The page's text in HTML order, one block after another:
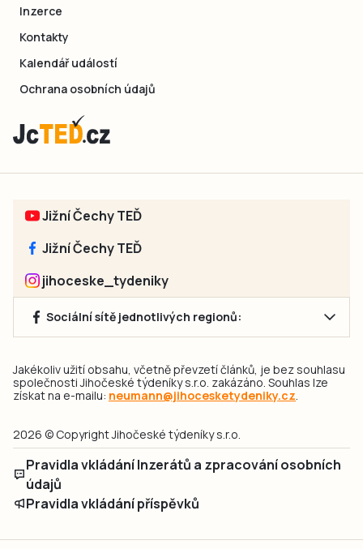
Inzerce
Kontakty
Kalendář událostí
Ochrana osobních údajů
Jižní Čechy TEĎ
Jižní Čechy TEĎ
jihoceske_tydeniky
Sociální sítě jednotlivých regionů:
Jakékoliv užití obsahu, včetně převzetí článků, je bez souhlasu
společnosti Jihočeské týdeníky s.r.o. zakázáno. Souhlas lze
získat na e-mailu: neumann@jihocesketydeniky.cz
2026 © Copyright Jihočeské týdeníky s.r.o.
Pravidla vkládání Inzerátů a zpracování osobních
údajů
Pravidla vkládání příspěvků